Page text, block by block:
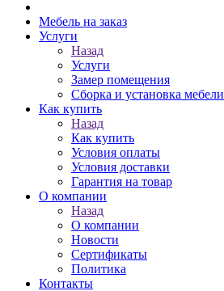
Мебель на заказ
Услуги
Назад
Услуги
Замер помещения
Сборка и установка мебели
Как купить
Назад
Как купить
Условия оплаты
Условия доставки
Гарантия на товар
О компании
Назад
О компании
Новости
Сертификаты
Политика
Контакты